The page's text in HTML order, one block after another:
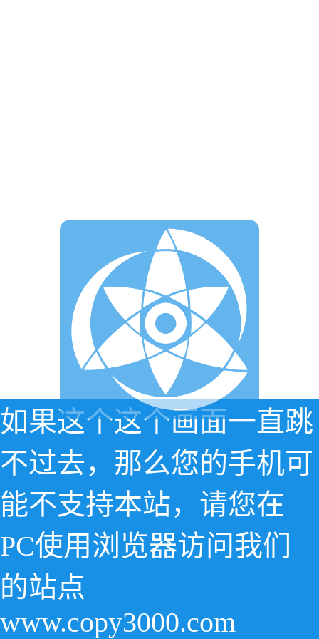
如果这个这个画面一直跳
不过去，那么您的手机可
能不支持本站，请您在
PC使用浏览器访问我们
的站点
www.copy3000.com